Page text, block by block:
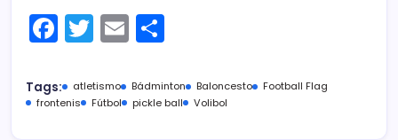
F
a
c
e
T
w
itt
er
E
m
ai
l
m
p
Tags: atletismo Bádminton Baloncesto
Football Flag
frontenis
Fútbol pickle ball Volibol